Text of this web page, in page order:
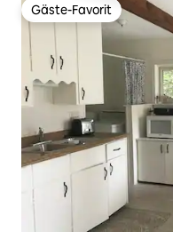
Gäste-Favorit
Gäste-Favorit